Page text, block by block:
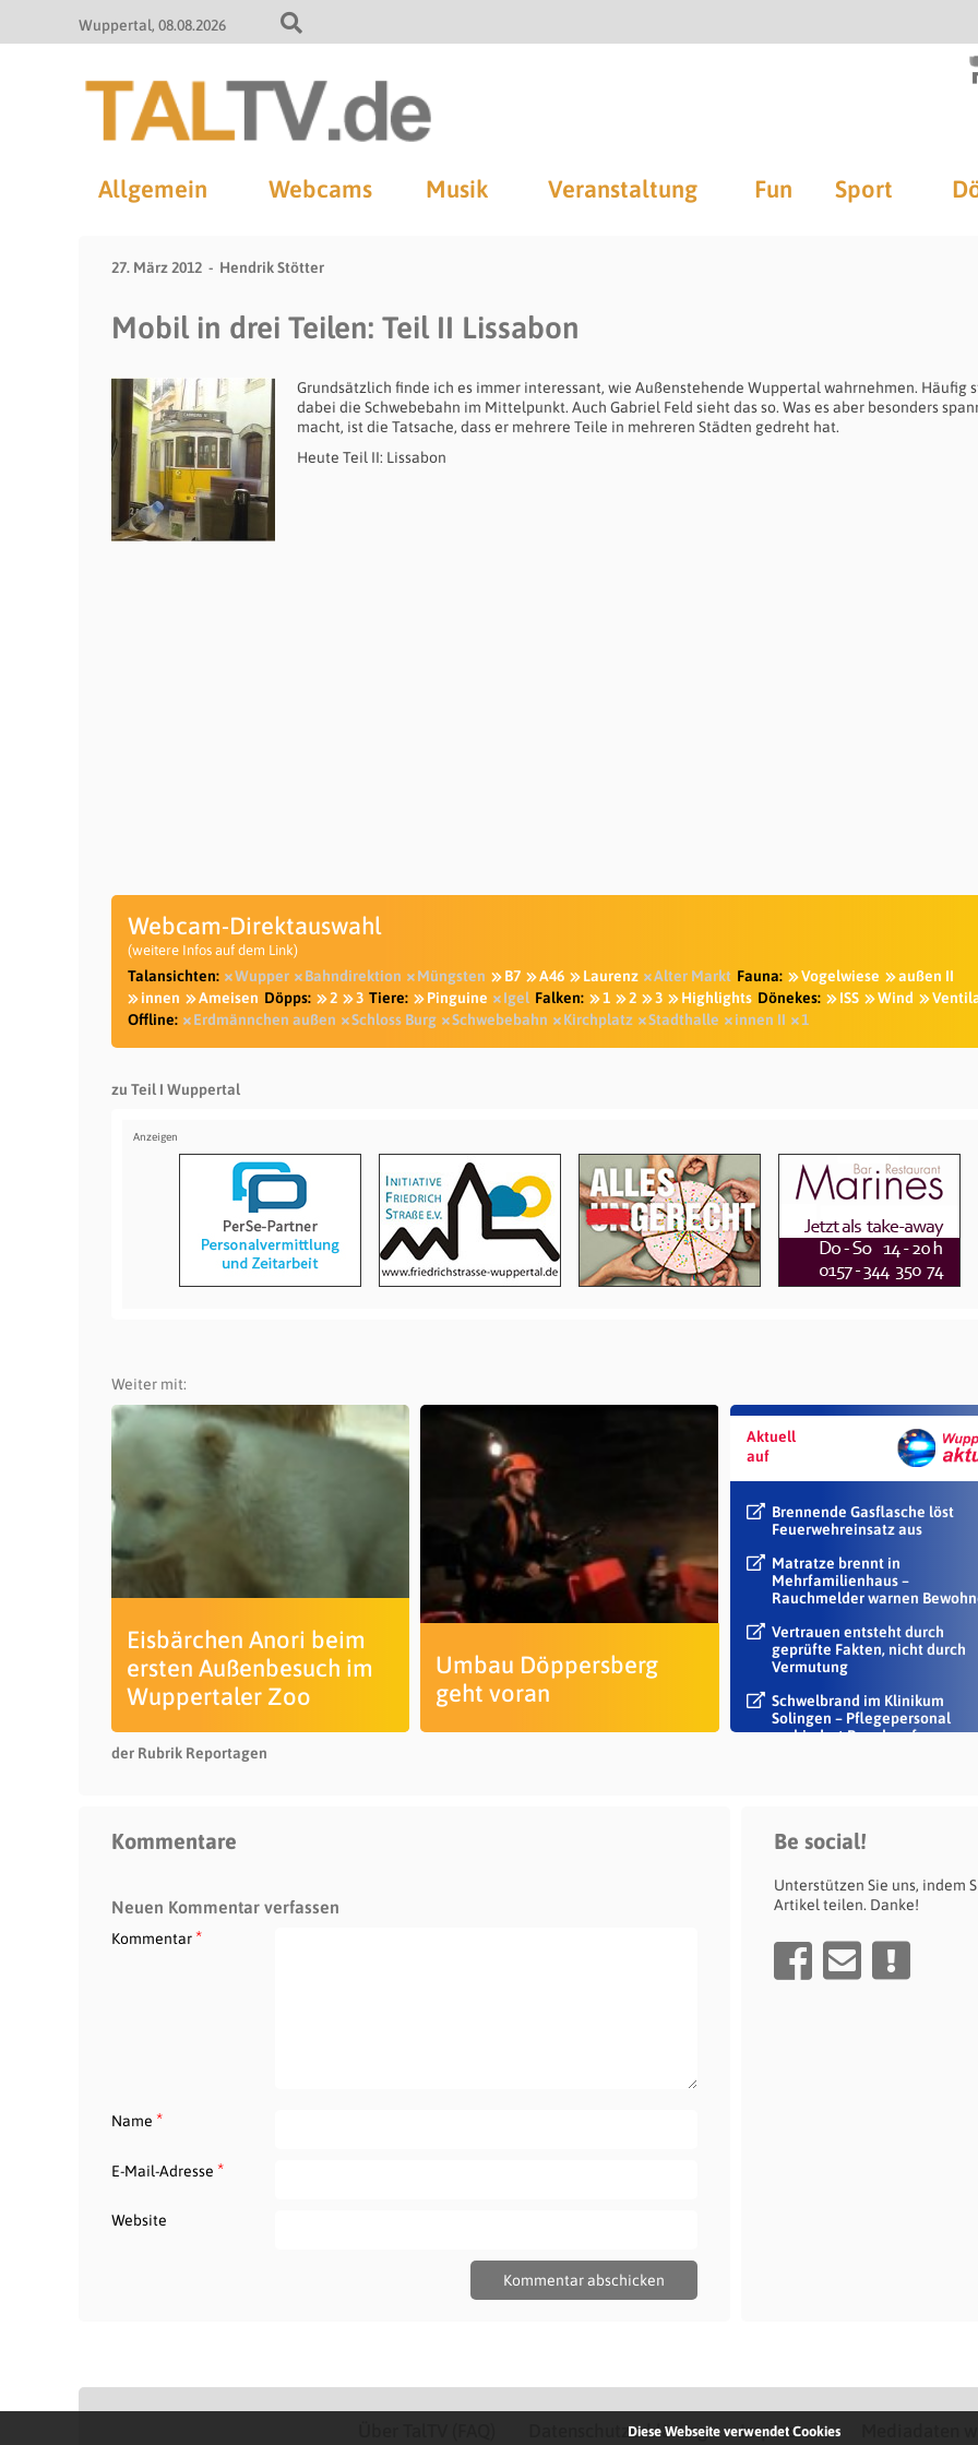
Wuppertal 08.08.2026
Allgemein Webcams Musik Veranstaltung Fun Sport
27. März 2012 Hendrik Stötter
Mobil in drei Teilen: Teil II Lissabon
Grundsätzlich finde ich es immer interessant, wie Außenstehende Wuppertal wahrnehmen. Häufig
dabei die Schwebebahn im Mittelpunkt. Auch Gabriel Feld sieht das so. Was es aber besonders
macht, ist die Tatsache, dass er mehrere Teile in mehreren Städten gedreht hat.
Heute Teil II: Lissabon
Webcam-Direktauswahl
(weitere Infos auf dem Link)
Talansichten: Wupper Bahndirektion Müngsten B7 A46 Laurenz Alter Markt Fauna: Vogelwiese
außen II
innen
Ameisen Döpps: 2 3 Tiere: Pinguine Igel Falken: 1 2 3 Highlights Dönekes: ISS Wind
Offline:
Erdmännchen außen Schloss Burg Schwebebahn Kirchplatz Stadthalle innen II 1
zu Teil I Wuppertal
Weiter mit:
Eisbärchen Anori beim
ersten Außenbesuch im
Wuppertaler Zoo
Umbau Döppersberg
geht voran
Aktuell
auf
Brennende Gasflasche löst
Feuerwehreinsatz aus
Matratze brennt in
Mehrfamilienhaus –
Rauchmelder warnen
Vertrauen entsteht durch
geprüfte Fakten, nicht durch
Vermutung
Schwelbrand im Klinikum
Solingen – Pflegepersonal
verhindert Rauch auf...
der Rubrik Reportagen
Kommentare
Neuen Kommentar verfassen
Kommentar*
Name *
E-Mail-Adresse *
Website
Be social!
Unterstützen Sie uns, indem
Artikel teilen. Danke!
Datenschutzerklärung Impressum
Diese Webseite verwendet Cookies